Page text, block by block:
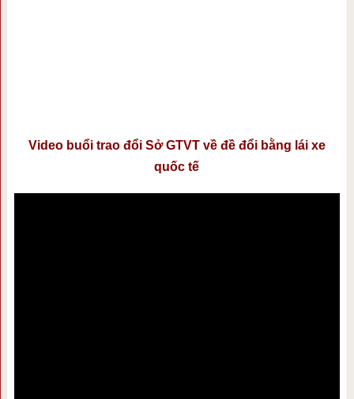
Video buổi trao đổi Sở GTVT về đề đổi bằng lái xe
quốc tế